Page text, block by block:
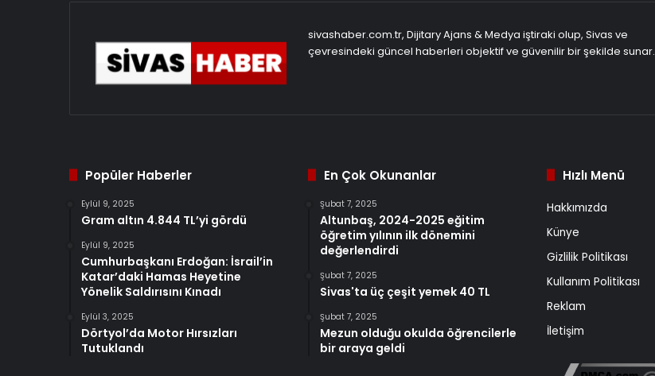
sivashaber.com.tr, Dijitary Ajans & Medya iştiraki olup, Sivas ve
çevresindeki güncel haberleri objektif ve güvenilir bir şekilde sunar.
Popüler Haberler
Eylül 9, 2025
Gram altın 4.844 TL’yi gördü
Eylül 9, 2025
Cumhurbaşkanı Erdoğan: İsrail’in
Katar’daki Hamas Heyetine
Yönelik Saldırısını Kınadı
Eylül 3, 2025
Dörtyol’da Motor Hırsızları
Tutuklandı
En Çok Okunanlar
Şubat 7, 2025
Altunbaş, 2024-2025 eğitim
öğretim yılının ilk dönemini
değerlendirdi
Şubat 7, 2025
Sivas'ta üç çeşit yemek 40 TL
Şubat 7, 2025
Mezun olduğu okulda öğrencilerle
bir araya geldi
Hızlı Menü
Hakkımızda
Künye
Gizlilik Politikası
Kullanım Politikası
Reklam
İletişim